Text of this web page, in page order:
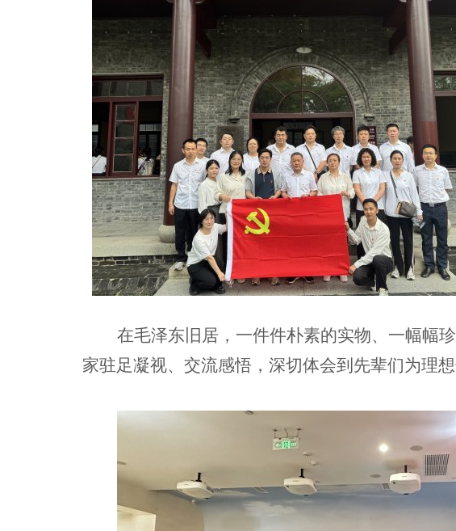
在毛泽东旧居，一件件朴素的实物、一幅幅
家驻足凝视、交流感悟，深切体会到先辈们为理